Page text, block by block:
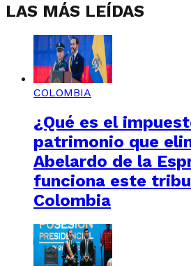
LAS MÁS LEÍDAS
COLOMBIA
¿Qué es el
patrimonio que
Abelardo de la
funciona este
Colombia